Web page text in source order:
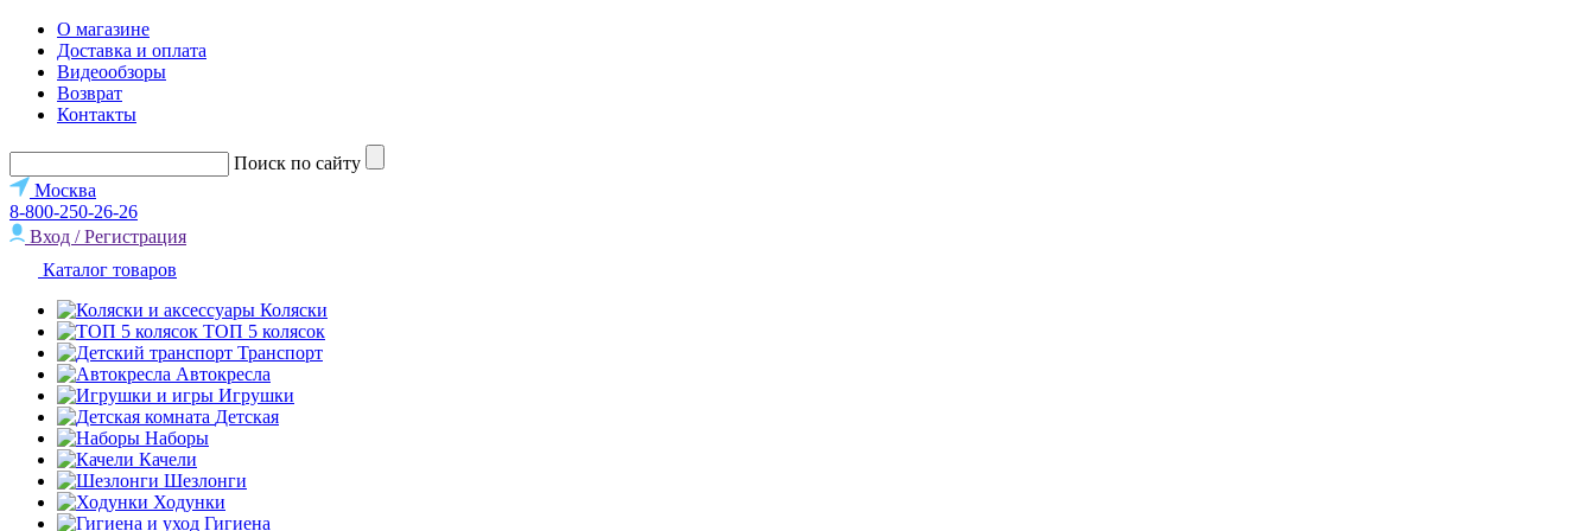
О магазине
Доставка и оплата
Видеообзоры
Возврат
Контакты
Поиск по сайту
Москва
8-800-250-26-26
Вход / Регистрация
Каталог товаров
Коляски
ТОП 5 колясок
Транспорт
Автокресла
Игрушки
Детская
Наборы
Качели
Шезлонги
Ходунки
Гигиена